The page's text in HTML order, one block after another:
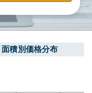
積別価格分布